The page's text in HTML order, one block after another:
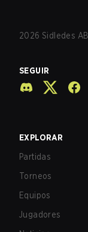
2026 Sidledes
SEGUIR
EXPLORAR
Partidas
Torneos
Equipos
Jugadores